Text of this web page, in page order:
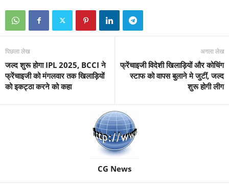
पिछला लेख
जल्‍द शुरू होगा IPL 2025, BCCI ने
फ्रेंचाइजी को मंगलवार तक खिलाड़ियों
को इकट्ठा करने को कहा
अगला लेख
फ्रेंचाइजी विदेशी खिलाड़ियों और कोचिंग
स्टाफ को वापस बुलाने मे जुटीं, जल्‍द
शुरू होगी लीग
CG News